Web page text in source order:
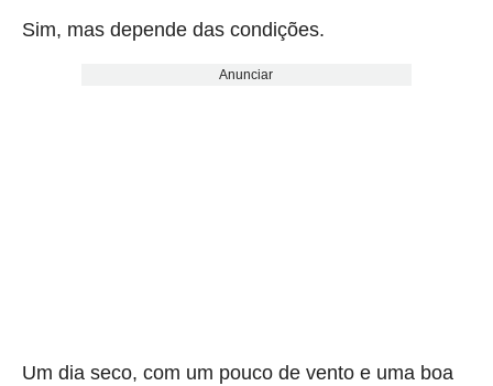
Sim, mas depende das condições.
Anunciar
Um dia seco, com um pouco de vento e uma boa